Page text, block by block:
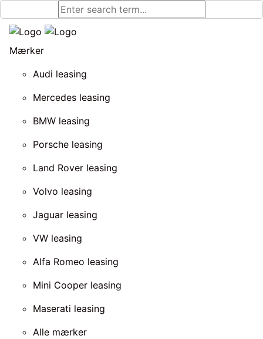
Mærker
Audi leasing
Mercedes leasing
BMW leasing
Porsche leasing
Land Rover leasing
Volvo leasing
Jaguar leasing
VW leasing
Alfa Romeo leasing
Mini Cooper leasing
Maserati leasing
Alle mærker